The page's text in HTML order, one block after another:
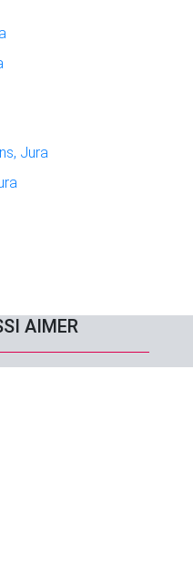
AIMER